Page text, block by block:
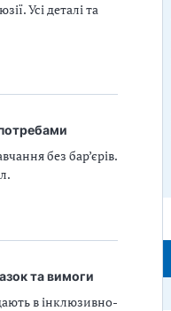
Усі деталі та
без бар’єрів.
та вимоги
в інклюзивно-